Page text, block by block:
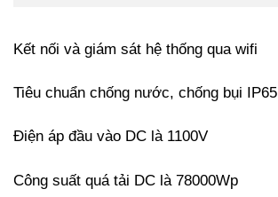
Kết nối và giám sát hệ thống qua wifi
Tiêu chuẩn chống nước, chống bụi IP65
Điện áp đầu vào DC là 1100V
Công suất quá tải DC là 78000Wp